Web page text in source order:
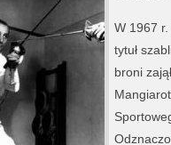
W 1967
tytuł
broni